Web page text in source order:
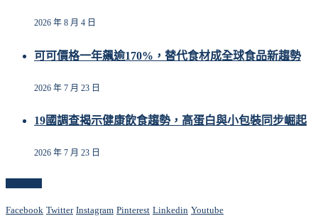
2026 年 8 月 4 日
可可價格一年飆逾170%，替代食材成全球食品新趨勢
2026 年 7 月 23 日
19國調查揭示健康飲食趨勢，高蛋白與小包裝同步崛起
2026 年 7 月 23 日
Facebook Twitter Instagram Pinterest Linkedin Youtube